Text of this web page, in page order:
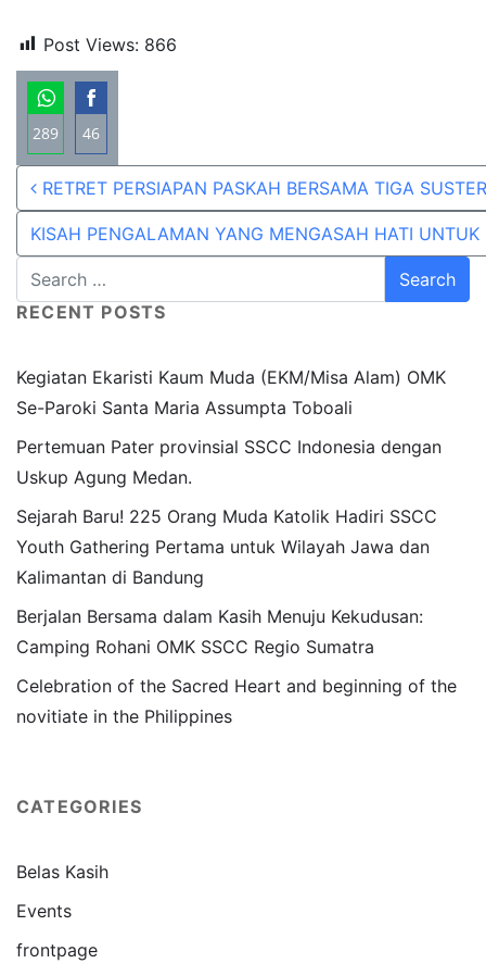
Post Views: 866
289
Share
on
WhatsApp
46
Share
on
Facebook
Post navigation
RETRET PERSIAPAN PASKAH BERSAMA TIGA
KISAH PENGALAMAN YANG MENGASAH HATI
RECENT POSTS
Kegiatan Ekaristi Kaum Muda (EKM/Misa Alam) OMK
Se-Paroki Santa Maria Assumpta Toboali
Pertemuan Pater provinsial SSCC Indonesia dengan
Uskup Agung Medan.
Sejarah Baru! 225 Orang Muda Katolik Hadiri SSCC
Youth Gathering Pertama untuk Wilayah Jawa dan
Kalimantan di Bandung
Berjalan Bersama dalam Kasih Menuju Kekudusan:
Camping Rohani OMK SSCC Regio Sumatra
Celebration of the Sacred Heart and beginning of the
novitiate in the Philippines
CATEGORIES
Belas Kasih
Events
frontpage